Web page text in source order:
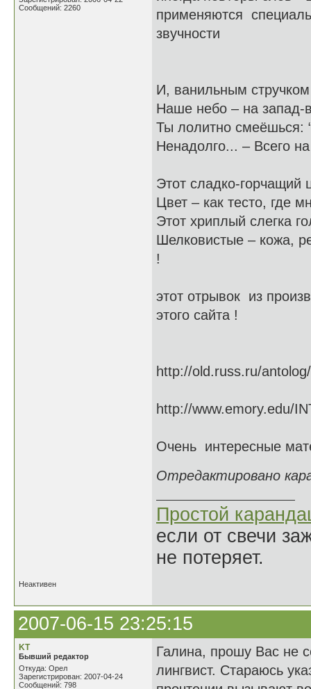
Сообщений: 2260
применяются
звучности
И, ванильным
Наше небо – на запад-
Ты лолитно смеёшься:
Ненадолго... – Всего на
Этот сладко-горчащий
Цвет – как тесто, где
Этот хриплый слегка
Шелковистые – кожа,
!
этот отрывок из
этого сайта !
http://old.russ.ru/
http://www.emory.edu/
Очень интересные
Отредактировано
Простой
если от свечи
не потеряет.
Неактивен
2007-06-15 23:25:15
KT
Бывший редактор
Откуда: Орел
Зарегистрирован: 2007-04-24
Сообщений: 798
Галина, прошу Вас не
лингвист. Стараюсь